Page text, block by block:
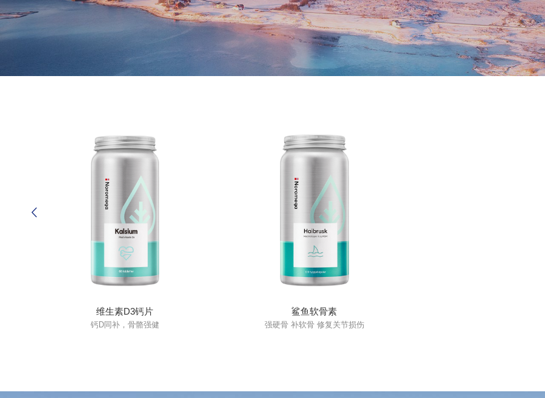
维生素D3钙片
钙D同补，骨骼强健
鲨鱼软骨素
强硬骨 补软骨 修复关节损伤